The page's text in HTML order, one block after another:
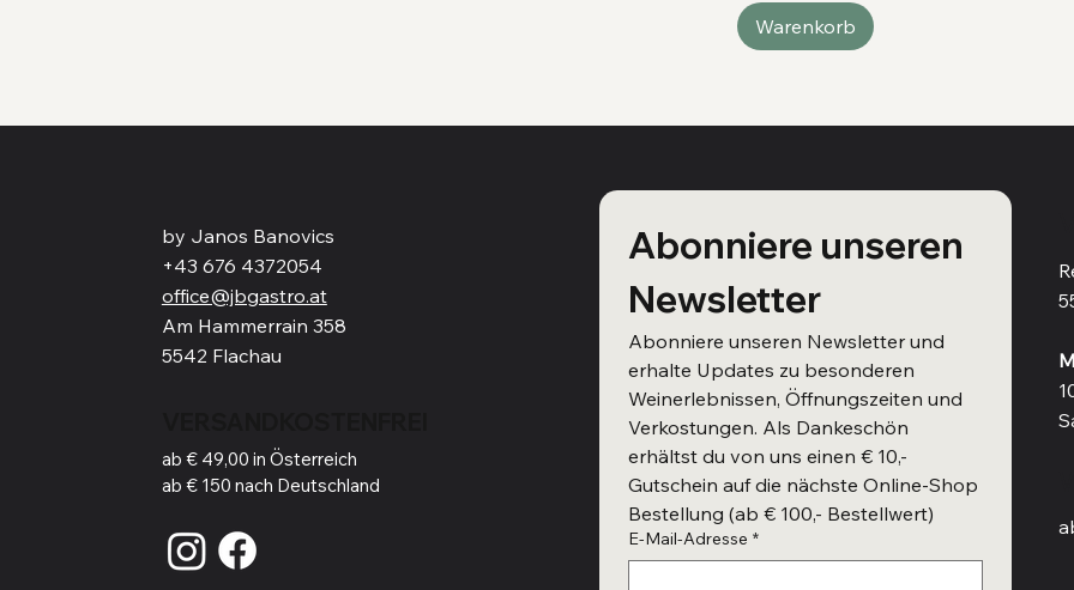
Warenkorb
by Janos Banovics
+43 676 4372054
office@jbgastro.at
Am Hammerrain 358
5542 Flachau
ab € 49,00 in Österreich
ab € 150 nach Deutschland
Abonniere unseren
Newsletter
Abonniere unseren Newsletter und
erhalte Updates zu besonderen
Weinerlebnissen, Öffnungszeiten und
Verkostungen. Als Dankeschön
erhältst du von uns einen € 10,-
Gutschein auf die nächste Online-Shop
Bestellung (ab € 100,- Bestellwert)
E-Mail-Adresse *